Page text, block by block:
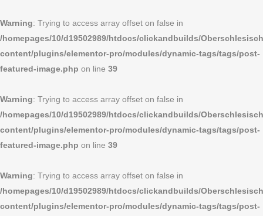
Warning: Trying to access array offset on false in
/homepages/10/d19502989/htdocs/clickandbuilds/
content/plugins/elementor-pro/modules/dynamic-tags/tags/post-
featured-image.php on line 39
Warning: Trying to access array offset on false in
/homepages/10/d19502989/htdocs/clickandbuilds/
content/plugins/elementor-pro/modules/dynamic-tags/tags/post-
featured-image.php on line 39
Warning: Trying to access array offset on false in
/homepages/10/d19502989/htdocs/clickandbuilds/
content/plugins/elementor-pro/modules/dynamic-tags/tags/post-